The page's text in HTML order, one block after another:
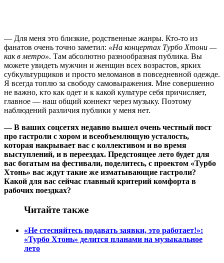
— Для меня это близкие, родственные жанры. Кто-то из
фанатов очень точно заметил: «На концертах Турбо Хтони —
как в метро». Там абсолютно разнообразная публика. Вы
можете увидеть мужчин и женщин всех возрастов, ярких
субкультурщиков и просто меломанов в повседневной одежде.
Я всегда топлю за свободу самовыражения. Мне совершенно
не важно, кто как одет и к какой культуре себя причисляет,
главное — наш общий коннект через музыку. Поэтому
наблюдений различия публики у меня нет.
— В ваших соцсетях недавно вышел очень честный пост
про гастроли с хором и всеобъемлющую усталость,
которая накрывает вас с коллективом и во время
выступлений, и в переездах. Предстоящее лето будет для
вас богатым на фестивали, поделитесь, с проектом «Турбо
Хтонь» вас ждут такие же изматывающие гастроли?
Какой для вас сейчас главный критерий комфорта в
рабочих поездках?
Читайте также
«Не стесняйтесь подавать заявки, это работает!»:
«Турбо Хтонь» делится планами на музыкальное
лето